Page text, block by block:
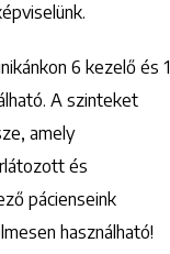
6 kezelő ­és 1
A szinteket
amely
és
pácienseink
használható!